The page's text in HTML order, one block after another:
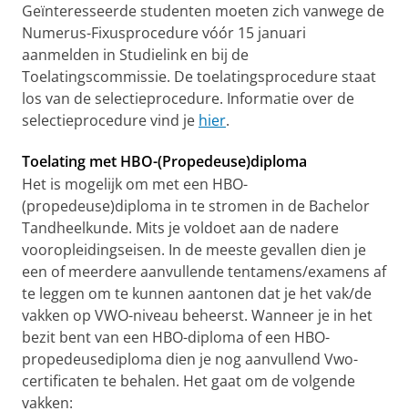
Geïnteresseerde studenten moeten zich vanwege de
Numerus-Fixusprocedure vóór 15 januari
aanmelden in Studielink en bij de
Toelatingscommissie. De toelatingsprocedure staat
los van de selectieprocedure. Informatie over de
selectieprocedure vind je hier.
Toelating met HBO-(Propedeuse)diploma
Het is mogelijk om met een HBO-
(propedeuse)diploma in te stromen in de Bachelor
Tandheelkunde. Mits je voldoet aan de nadere
vooropleidingseisen. In de meeste gevallen dien je
een of meerdere aanvullende tentamens/examens af
te leggen om te kunnen aantonen dat je het vak/de
vakken op VWO-niveau beheerst. Wanneer je in het
bezit bent van een HBO-diploma of een HBO-
propedeusediploma dien je nog aanvullend Vwo-
certificaten te behalen. Het gaat om de volgende
vakken: